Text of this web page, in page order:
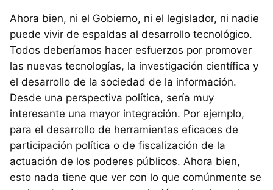
Ahora bien, ni el Gobierno, ni el legislador, ni nadie
puede vivir de espaldas al desarrollo tecnológico.
Todos deberíamos hacer esfuerzos por promover
las nuevas tecnologías, la investigación científica y
el desarrollo de la sociedad de la información.
Desde una perspectiva política, sería muy
interesante una mayor integración. Por ejemplo,
para el desarrollo de herramientas eficaces de
participación política o de fiscalización de la
actuación de los poderes públicos. Ahora bien,
esto nada tiene que ver con lo que comúnmente se